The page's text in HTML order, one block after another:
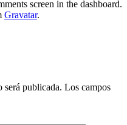
screen in the dashboard.
Gravatar.
será publicada. Los campos